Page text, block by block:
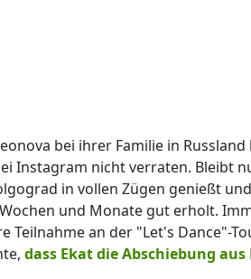
bei ihrer Familie in
Instagram nicht verraten. Bleibt
in vollen Zügen genießt
und Monate gut erholt.
Teilnahme an der "Let's Dance"-
dass Ekat die Abschiebung